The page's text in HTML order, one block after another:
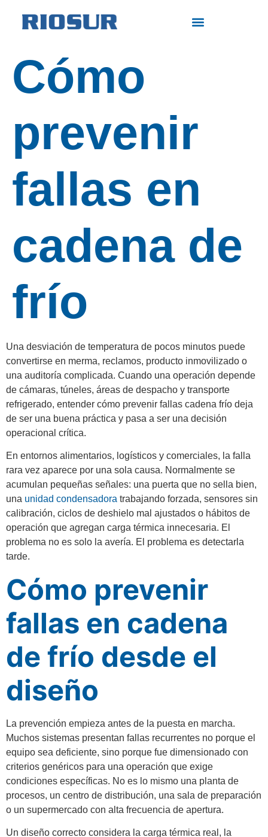
Cómo
prevenir
fallas en
cadena de
frío
Una desviación de temperatura de pocos minutos puede
convertirse en merma, reclamos, producto inmovilizado o
una auditoría complicada. Cuando una operación depende
de cámaras, túneles, áreas de despacho y transporte
refrigerado, entender cómo prevenir fallas cadena frío deja
de ser una buena práctica y pasa a ser una decisión
operacional crítica.
En entornos alimentarios, logísticos y comerciales, la falla
rara vez aparece por una sola causa. Normalmente se
acumulan pequeñas señales: una puerta que no sella bien,
una unidad condensadora trabajando forzada, sensores sin
calibración, ciclos de deshielo mal ajustados o hábitos de
operación que agregan carga térmica innecesaria. El
problema no es solo la avería. El problema es detectarla
tarde.
Cómo prevenir
fallas en cadena
de frío desde el
diseño
La prevención empieza antes de la puesta en marcha.
Muchos sistemas presentan fallas recurrentes no porque el
equipo sea deficiente, sino porque fue dimensionado con
criterios genéricos para una operación que exige
condiciones específicas. No es lo mismo una planta de
procesos, un centro de distribución, una sala de preparación
o un supermercado con alta frecuencia de apertura.
Un diseño correcto considera la carga térmica real, la